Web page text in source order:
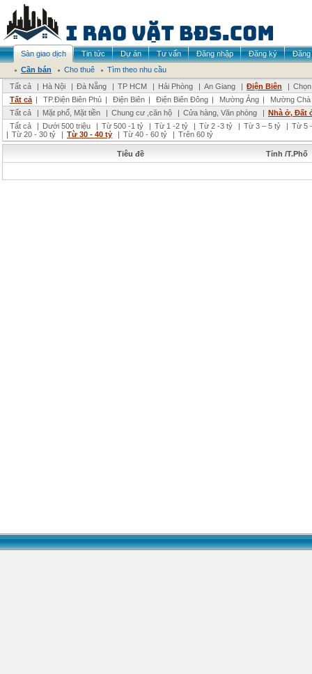
Sàn giao dịch Tin tức Dự án Tư vấn Đăng nhập Đăng ký
Đăng
Cần bán
Cho thuê
Tìm theo nhu cầu
Tất cả
| Hà Nội | Đà Nẵng | TP HCM | Hải Phòng | An Giang | Điện Biên |
Tất cả | TP.Điện Biên Phủ | Điện Biên | Điện Biên Đông | Mường Ảng |
Mường Chà
Tất cả
| Mặt phố, Mặt tiền | Chung cư ,căn hộ | Cửa hàng, Văn phòng | Nhà ở, Đất
Tất cả
| Dưới 500 triệu | Từ 500 -1 tỷ | Từ 1 -2 tỷ | Từ 2 -3 tỷ | Từ 3 – 5 tỷ | Từ 5
| Từ 20 - 30 tỷ | Từ 30 - 40 tỷ | Từ 40 - 60 tỷ | Trên 60 tỷ
Tiêu đề Tỉnh /T.Phố